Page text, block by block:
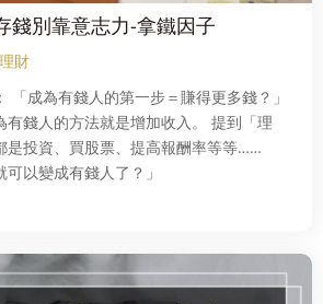
錢別靠意志力-拿鐵因子
理財
「成為有錢人的第一步＝賺得更多錢？」
有錢人的方法就是增加收入。 提到「理
是投資、買股票、提高報酬率等等……
可以變成有錢人了？」